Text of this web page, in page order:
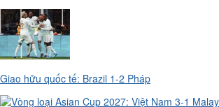
Giao hữu quốc tế: Brazil 1-2 Pháp